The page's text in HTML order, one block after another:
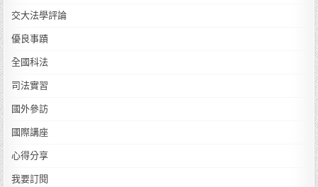
交大法學評論
優良事蹟
全國科法
司法實習
國外參訪
國際講座
心得分享
我要訂閱